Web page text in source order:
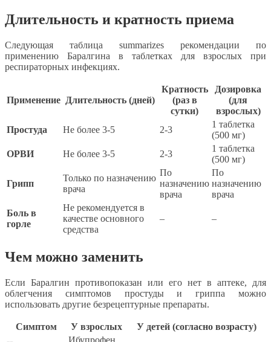
Длительность и кратность приема
Следующая таблица summarizes рекомендации по
применению Баралгина в таблетках для взрослых при
респираторных инфекциях.
Применение Длительность (дней)
Кратность
(раз в
сутки)
Дозировка
(для
взрослых)
Простуда
Не более 3-5 2-3
1 таблетка
(500 мг)
ОРВИ
Не более 3-5 2-3
1 таблетка
(500 мг)
Грипп
Только по назначению
врача
По
назначению
врача
По
назначению
врача
Боль в
горле
Не рекомендуется в
качестве основного
средства
– –
Чем можно заменить
Если Баралгин противопоказан или его нет в аптеке, для
облегчения симптомов простуды и гриппа можно
использовать другие безрецептурные препараты.
Симптом У взрослых
У детей (согласно возрасту)
Ибупрофен